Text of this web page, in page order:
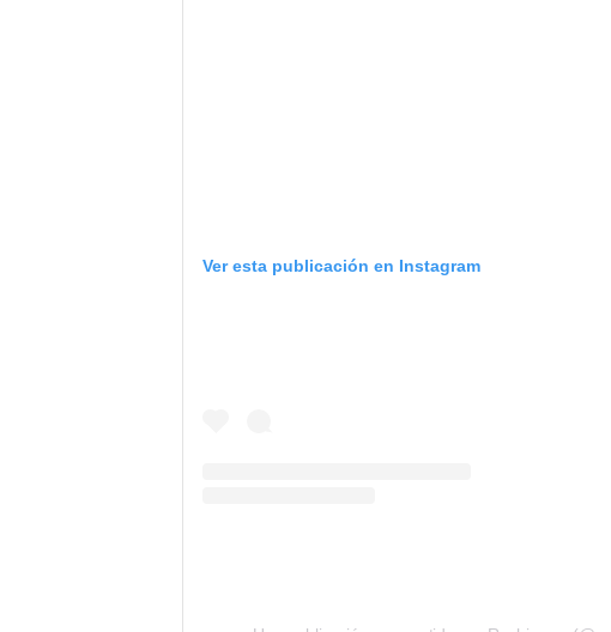
Ver esta publicación en Instagram